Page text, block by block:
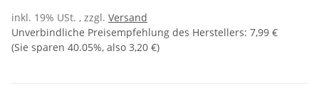
inkl. 19% USt. , zzgl. Versand
Unverbindliche Preisempfehlung des Herstellers: 7,99 €
(Sie sparen 40.05%, also 3,20 €)